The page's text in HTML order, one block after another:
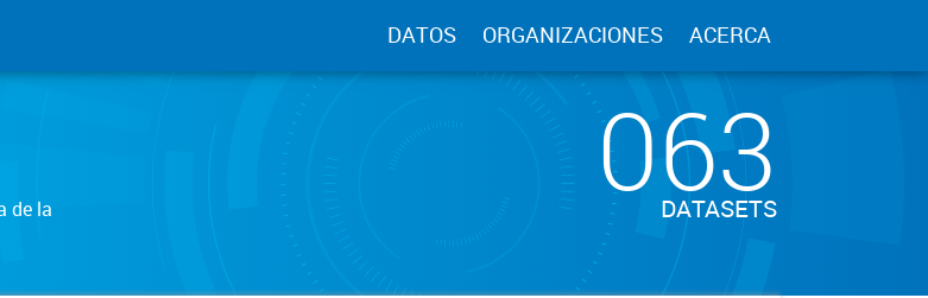
DATOS ORGANIZACIONES ACERCA
de la
063
DATASETS